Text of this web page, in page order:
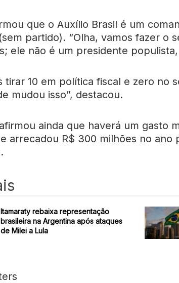
que o Auxílio Brasil é um
partido). “Olha, vamos fazer o
ele não é um presidente
tirar 10 em política fiscal e zero no
mudou isso”, destacou.
ainda que haverá um gasto
arrecadou R$ 300 milhões no ano
Itamaraty rebaixa representação
brasileira na Argentina após ataques
de Milei a Lula